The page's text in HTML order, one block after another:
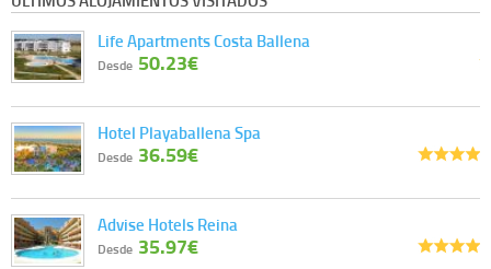
Life Apartments Costa Ballena
Desde 50.23€
Hotel Playaballena Spa
Desde 36.59€
Advise Hotels Reina
Desde 35.97€